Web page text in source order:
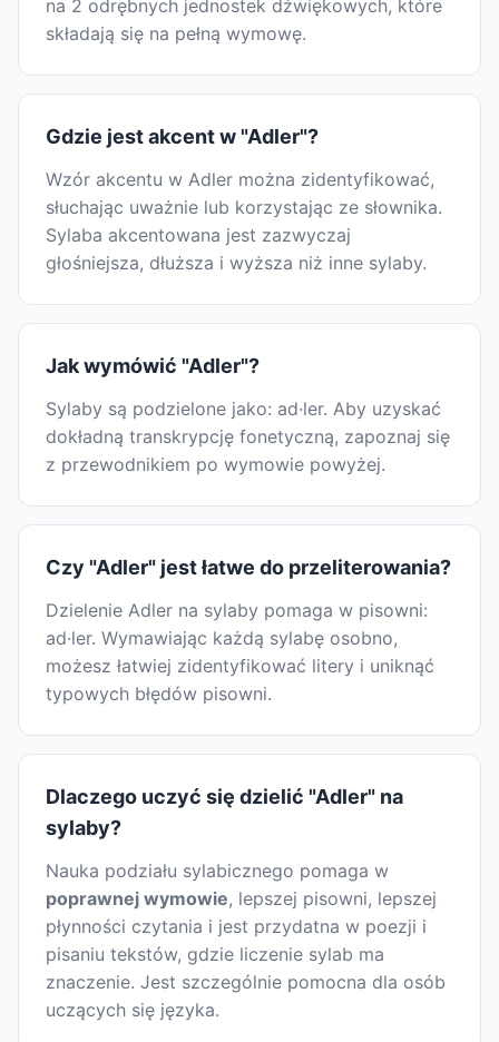
na 2 odrębnych jednostek dźwiękowych, które
składają się na pełną wymowę.
Gdzie jest akcent w "Adler"?
Wzór akcentu w Adler można zidentyfikować,
słuchając uważnie lub korzystając ze słownika.
Sylaba akcentowana jest zazwyczaj
głośniejsza, dłuższa i wyższa niż inne sylaby.
Jak wymówić "Adler"?
Sylaby są podzielone jako: ad·ler. Aby uzyskać
dokładną transkrypcję fonetyczną, zapoznaj się
z przewodnikiem po wymowie powyżej.
Czy "Adler" jest łatwe do przeliterowania?
Dzielenie Adler na sylaby pomaga w pisowni:
ad·ler. Wymawiając każdą sylabę osobno,
możesz łatwiej zidentyfikować litery i uniknąć
typowych błędów pisowni.
Dlaczego uczyć się dzielić "Adler" na
sylaby?
Nauka podziału sylabicznego pomaga w
poprawnej wymowie, lepszej pisowni, lepszej
płynności czytania i jest przydatna w poezji i
pisaniu tekstów, gdzie liczenie sylab ma
znaczenie. Jest szczególnie pomocna dla osób
uczących się języka.